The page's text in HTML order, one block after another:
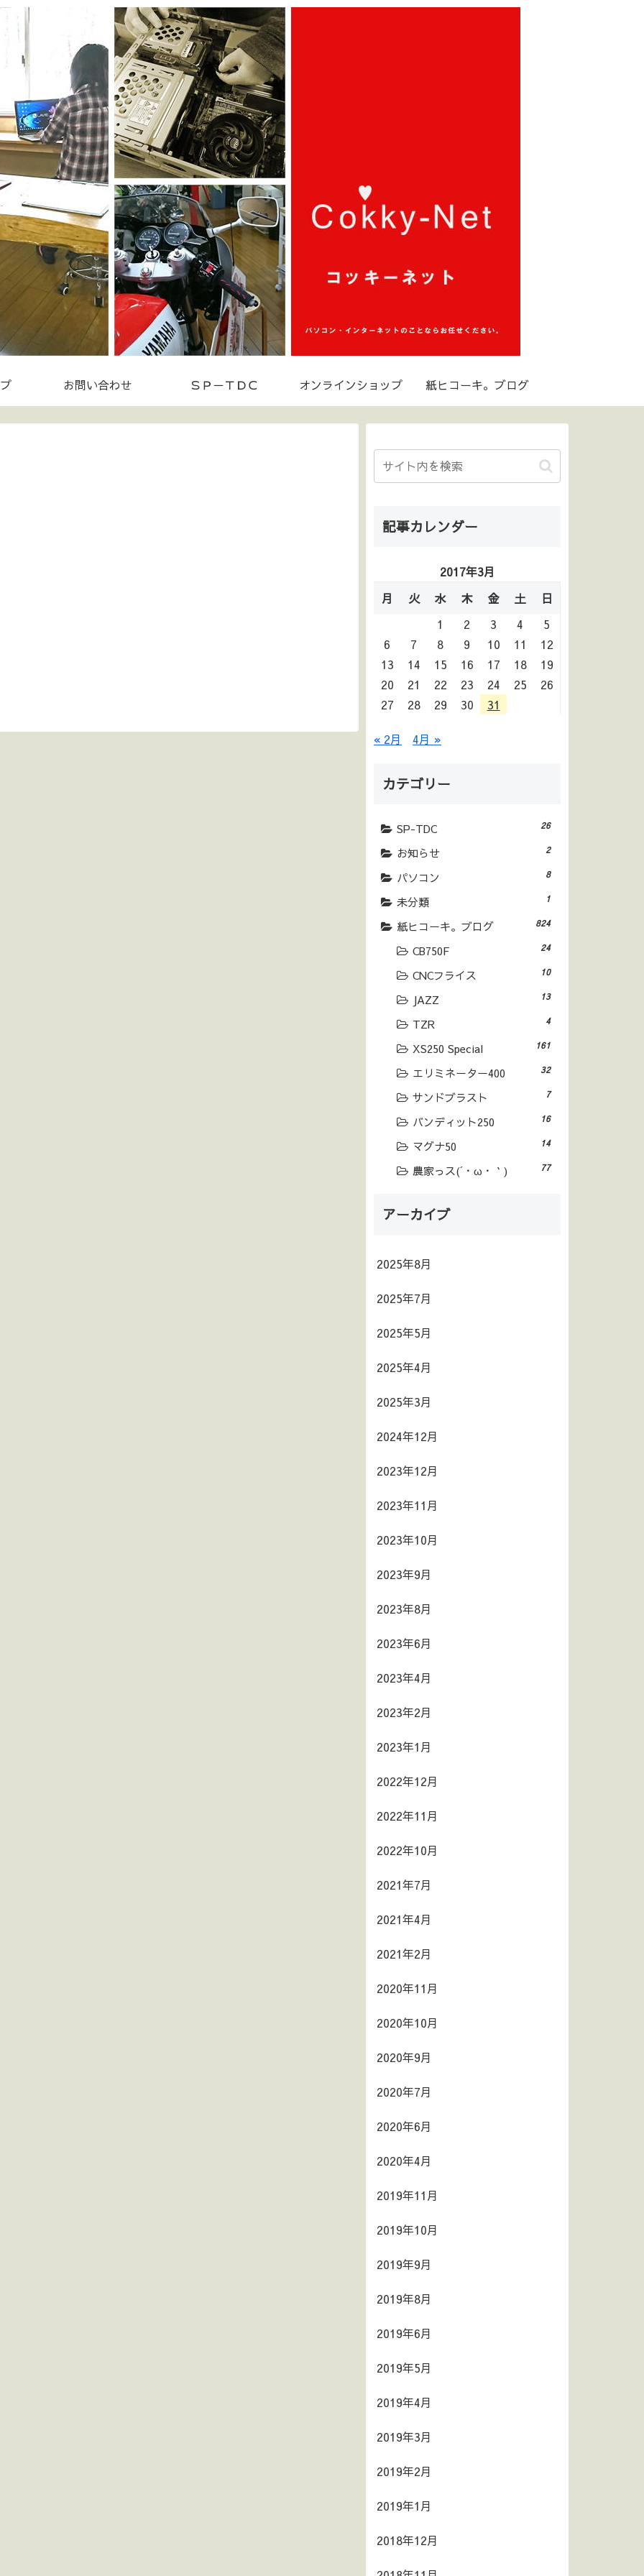
お問い合わせ ＳＰ－ＴＤＣ オンラインショップ 紙ヒコーキ。ブログ
記事カレンダー
2017年3月
月
火 水 木 金 土
日
1
2 3 4
5
6
7 8 9 10 11
12
13
14 15 16 17 18
19
20
21 22 23 24 25
26
27
28 29 30 31
« 2月 4月 »
カテゴリー
SP-TDC 26
お知らせ 2
パソコン 8
未分類 1
紙ヒコーキ。ブログ 824
CB750F 24
CNCフライス 10
JAZZ 13
TZR 4
XS250 Special 161
エリミネーター400 32
サンドブラスト 7
バンディット250 16
マグナ50 14
農家っス(´・ω・｀) 77
アーカイブ
2025年8月
2025年7月
2025年5月
2025年4月
2025年3月
2024年12月
2023年12月
2023年11月
2023年10月
2023年9月
2023年8月
2023年6月
2023年4月
2023年2月
2023年1月
2022年12月
2022年11月
2022年10月
2021年7月
2021年4月
2021年2月
2020年11月
2020年10月
2020年9月
2020年7月
2020年6月
2020年4月
2019年11月
2019年10月
2019年9月
2019年8月
2019年6月
2019年5月
2019年4月
2019年3月
2019年2月
2019年1月
2018年12月